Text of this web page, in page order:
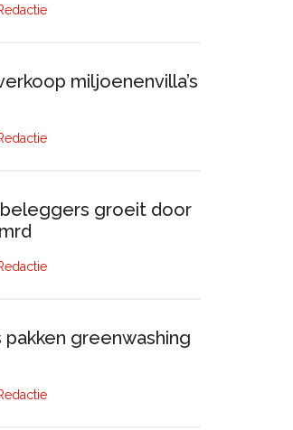
miljoenenvilla’s
groeit door
greenwashing